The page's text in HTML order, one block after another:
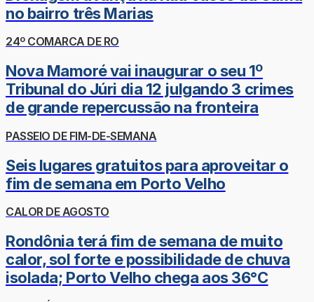
no bairro três Marias
24º COMARCA DE RO
Nova Mamoré vai inaugurar o seu 1º
Tribunal do Júri dia 12 julgando 3 crimes
de grande repercussão na fronteira
PASSEIO DE FIM-DE-SEMANA
Seis lugares gratuitos para aproveitar o
fim de semana em Porto Velho
CALOR DE AGOSTO
Rondônia terá fim de semana de muito
calor, sol forte e possibilidade de chuva
isolada; Porto Velho chega aos 36°C